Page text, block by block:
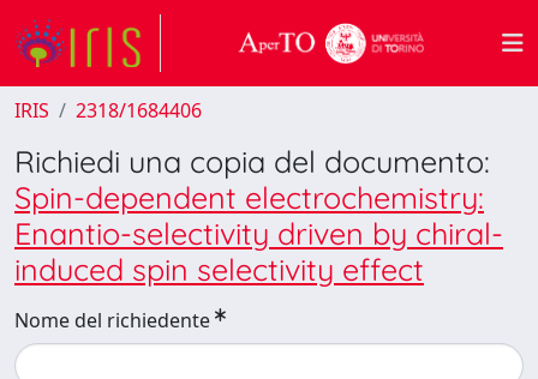
IRIS 2318/1684406
Richiedi una copia del documento:
Spin-dependent electrochemistry:
Enantio-selectivity driven by chiral-
induced spin selectivity effect
Nome del richiedente